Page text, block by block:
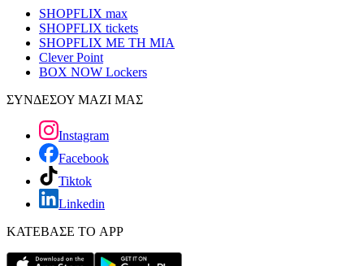
SHOPFLIX max
SHOPFLIX tickets
SHOPFLIX ΜΕ ΤΗ ΜΙΑ
Clever Point
BOX NOW Lockers
ΣΥΝΔΕΣΟΥ ΜΑΖΙ ΜΑΣ
Instagram
Facebook
Tiktok
Linkedin
ΚΑΤΕΒΑΣΕ ΤΟ APP